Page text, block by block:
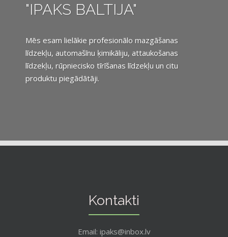
"IPAKS BALTIJA"
Mēs esam lielākie profesionālo mazgāšanas
līdzekļu, automašīnu ķimikāliju, attaukošanas
līdzekļu, rūpniecisko tīrīšanas līdzekļu un citu
produktu piegādātāji.
Kontakti
Email: ipaks@inbox.lv